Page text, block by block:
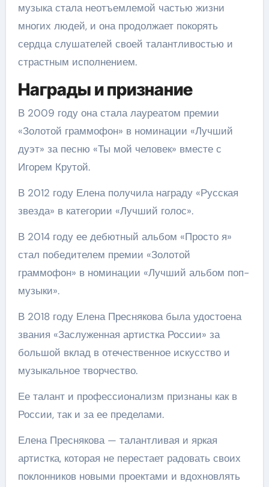
музыка стала неотъемлемой частью жизни
многих людей, и она продолжает покорять
сердца слушателей своей талантливостью и
страстным исполнением.
Награды и признание
В 2009 году она стала лауреатом премии
«Золотой граммофон» в номинации «Лучший
дуэт» за песню «Ты мой человек» вместе с
Игорем Крутой.
В 2012 году Елена получила награду «Русская
звезда» в категории «Лучший голос».
В 2014 году ее дебютный альбом «Просто я»
стал победителем премии «Золотой
граммофон» в номинации «Лучший альбом поп-
музыки».
В 2018 году Елена Преснякова была удостоена
звания «Заслуженная артистка России» за
большой вклад в отечественное искусство и
музыкальное творчество.
Ее талант и профессионализм признаны как в
России, так и за ее пределами.
Елена Преснякова — талантливая и яркая
артистка, которая не перестает радовать своих
поклонников новыми проектами и вдохновлять